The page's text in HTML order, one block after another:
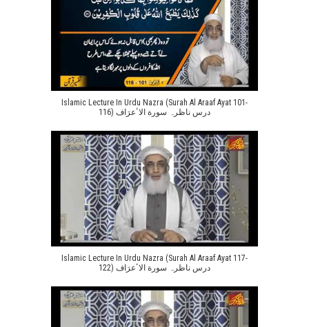
Islamic Lecture In Urdu Nazra (Surah Al Araaf Ayat 101-
116) درس ناظرہ سورة الاٴعرَاف
Islamic Lecture In Urdu Nazra (Surah Al Araaf Ayat 117-
122) درس ناظرہ سورة الاٴعرَاف